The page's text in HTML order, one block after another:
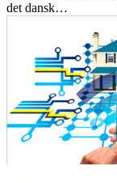
det dansk…